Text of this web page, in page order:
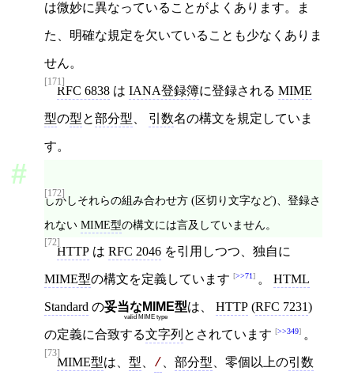
は微妙に異なっていることがよくあります。ま
た、明確な規定を欠いていることも少なくありま
せん。
[171]
RFC 6838 は IANA登録簿に登録される MIME
型の型と部分型 引数名の構文を規定していま
す。
[172]
しかしそれらの組み合わせ方 (区切り文字など)、登録さ
れない MIME型の構文には言及していません。
[72]
HTTP は RFC 2046 を引用しつつ、独自に
MIME型の構文を定義しています >>71 。 HTML
Standard の妥当なMIME型
valid MIME type
は、 HTTP (RFC 7231)
の定義に合致する文字列 とされています >>349 。
[73]
MIME型は、 型 / 部分型 、零個以上の引数